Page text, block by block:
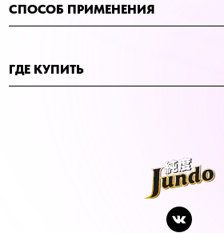
СПОСОБ ПРИМЕНЕНИЯ
ГДЕ КУПИТЬ